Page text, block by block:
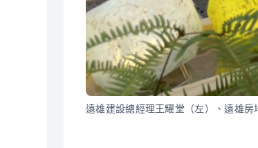
遠雄建設總經理王耀堂（左）、遠雄房